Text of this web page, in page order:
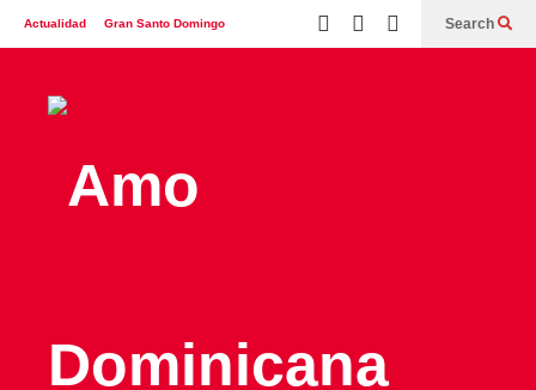
Actualidad Gran Santo Domingo
Contáctenos
Search